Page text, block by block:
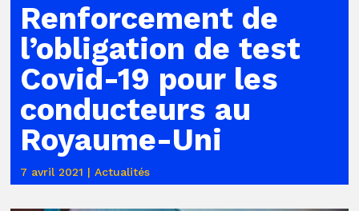
Renforcement de
l’obligation de test
Covid-19 pour les
conducteurs au
Royaume-Uni
7 avril 2021 |Actualités